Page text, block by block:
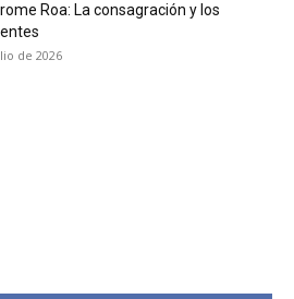
de las
Roa: La consagración y los
de 2026